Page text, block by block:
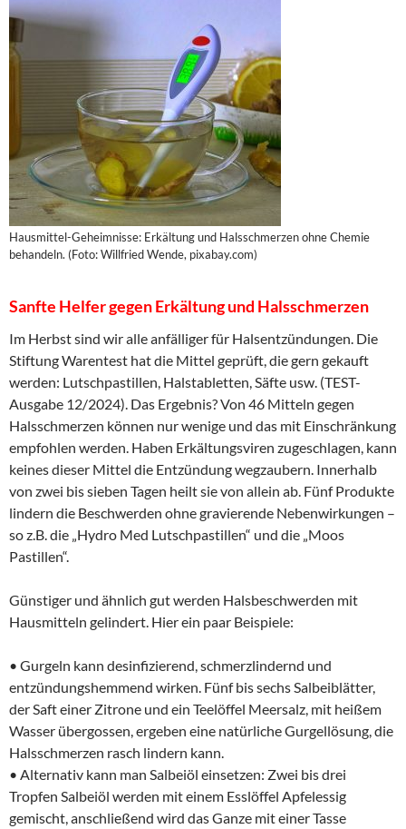
Hausmittel-Geheimnisse: Erkältung und Halsschmerzen ohne Chemie
behandeln. (Foto: Willfried Wende, pixabay.com)
Sanfte Helfer gegen Erkältung und Halsschmerzen
Im Herbst sind wir alle anfälliger für Halsentzündungen. Die
Stiftung Warentest hat die Mittel geprüft, die gern gekauft
werden: Lutschpastillen, Halstabletten, Säfte usw. (TEST-
Ausgabe 12/2024). Das Ergebnis? Von 46 Mitteln gegen
Halsschmerzen können nur wenige und das mit Einschränkung
empfohlen werden. Haben Erkältungsviren zugeschlagen, kann
keines dieser Mittel die Entzündung wegzaubern. Innerhalb
von zwei bis sieben Tagen heilt sie von allein ab. Fünf Produkte
lindern die Beschwerden ohne gravierende Nebenwirkungen –
so z.B. die „Hydro Med Lutschpastillen“ und die „Moos
Pastillen“.
Günstiger und ähnlich gut werden Halsbeschwerden mit
Hausmitteln gelindert. Hier ein paar Beispiele:
• Gurgeln kann desinfizierend, schmerzlindernd und
entzündungshemmend wirken. Fünf bis sechs Salbeiblätter,
der Saft einer Zitrone und ein Teelöffel Meersalz, mit heißem
Wasser übergossen, ergeben eine natürliche Gurgellösung, die
Halsschmerzen rasch lindern kann.
• Alternativ kann man Salbeiöl einsetzen: Zwei bis drei
Tropfen Salbeiöl werden mit einem Esslöffel Apfelessig
gemischt, anschließend wird das Ganze mit einer Tasse